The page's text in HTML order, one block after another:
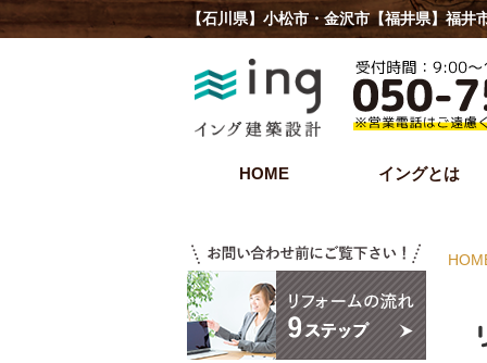
【石川県】小松市・金沢市【福井県】福
HOME イングとは